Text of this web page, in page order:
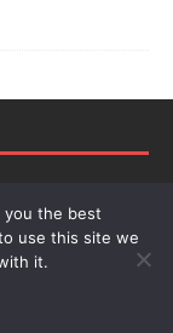
Editore: Deah
you the best
use this site we
it.